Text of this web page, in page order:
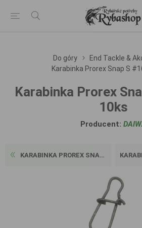
Do góry
End Tackle &
Karabinka Prorex Snap S
Karabinka Prorex
10ks
Producent:
KARABINKA PROREX SNAP M #12...